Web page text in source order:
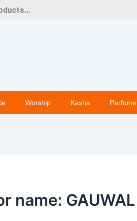
Worship Kasha Perfume
name: GAUWAL